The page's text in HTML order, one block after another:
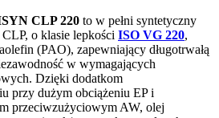
CLP 220 to w pełni syntetyczny
o klasie lepkości ISO VG 220,
(PAO), zapewniający długotrwałą
w wymagających
Dzięki dodatkom
przy dużym obciążeniu EP i
przeciwzużyciowym AW, olej